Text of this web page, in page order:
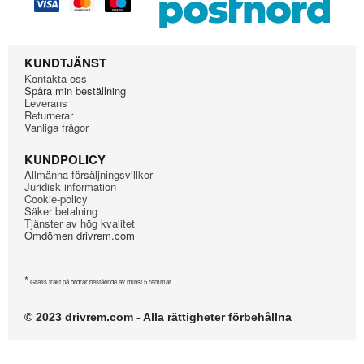
Indesit
EWC61252WFR
EWDC 6145
Indesit
Indesit
EWDE751251WSPT
Indesit
Indesit
Indesit
Indesit
F062010
Indesit
IWB 6165 EU
Indesit
Indesit
IWC 61252 C FR
Indesit
IWC 7125 FR
Indesit
IWC 81051 C
KUNDTJÄNST
Kontakta oss
Spåra min beställning
Leverans
Returnerar
Vanliga frågor
KUNDPOLICY
Allmänna försäljningsvillkor
Juridisk information
Cookie-policy
Säker betalning
Tjänster av hög kvalitet
Omdömen drivrem.com
*Gratis frakt på ordrar bestående av minst 5 remmar
© 2023 drivrem.com - Alla rättigheter förbehållna